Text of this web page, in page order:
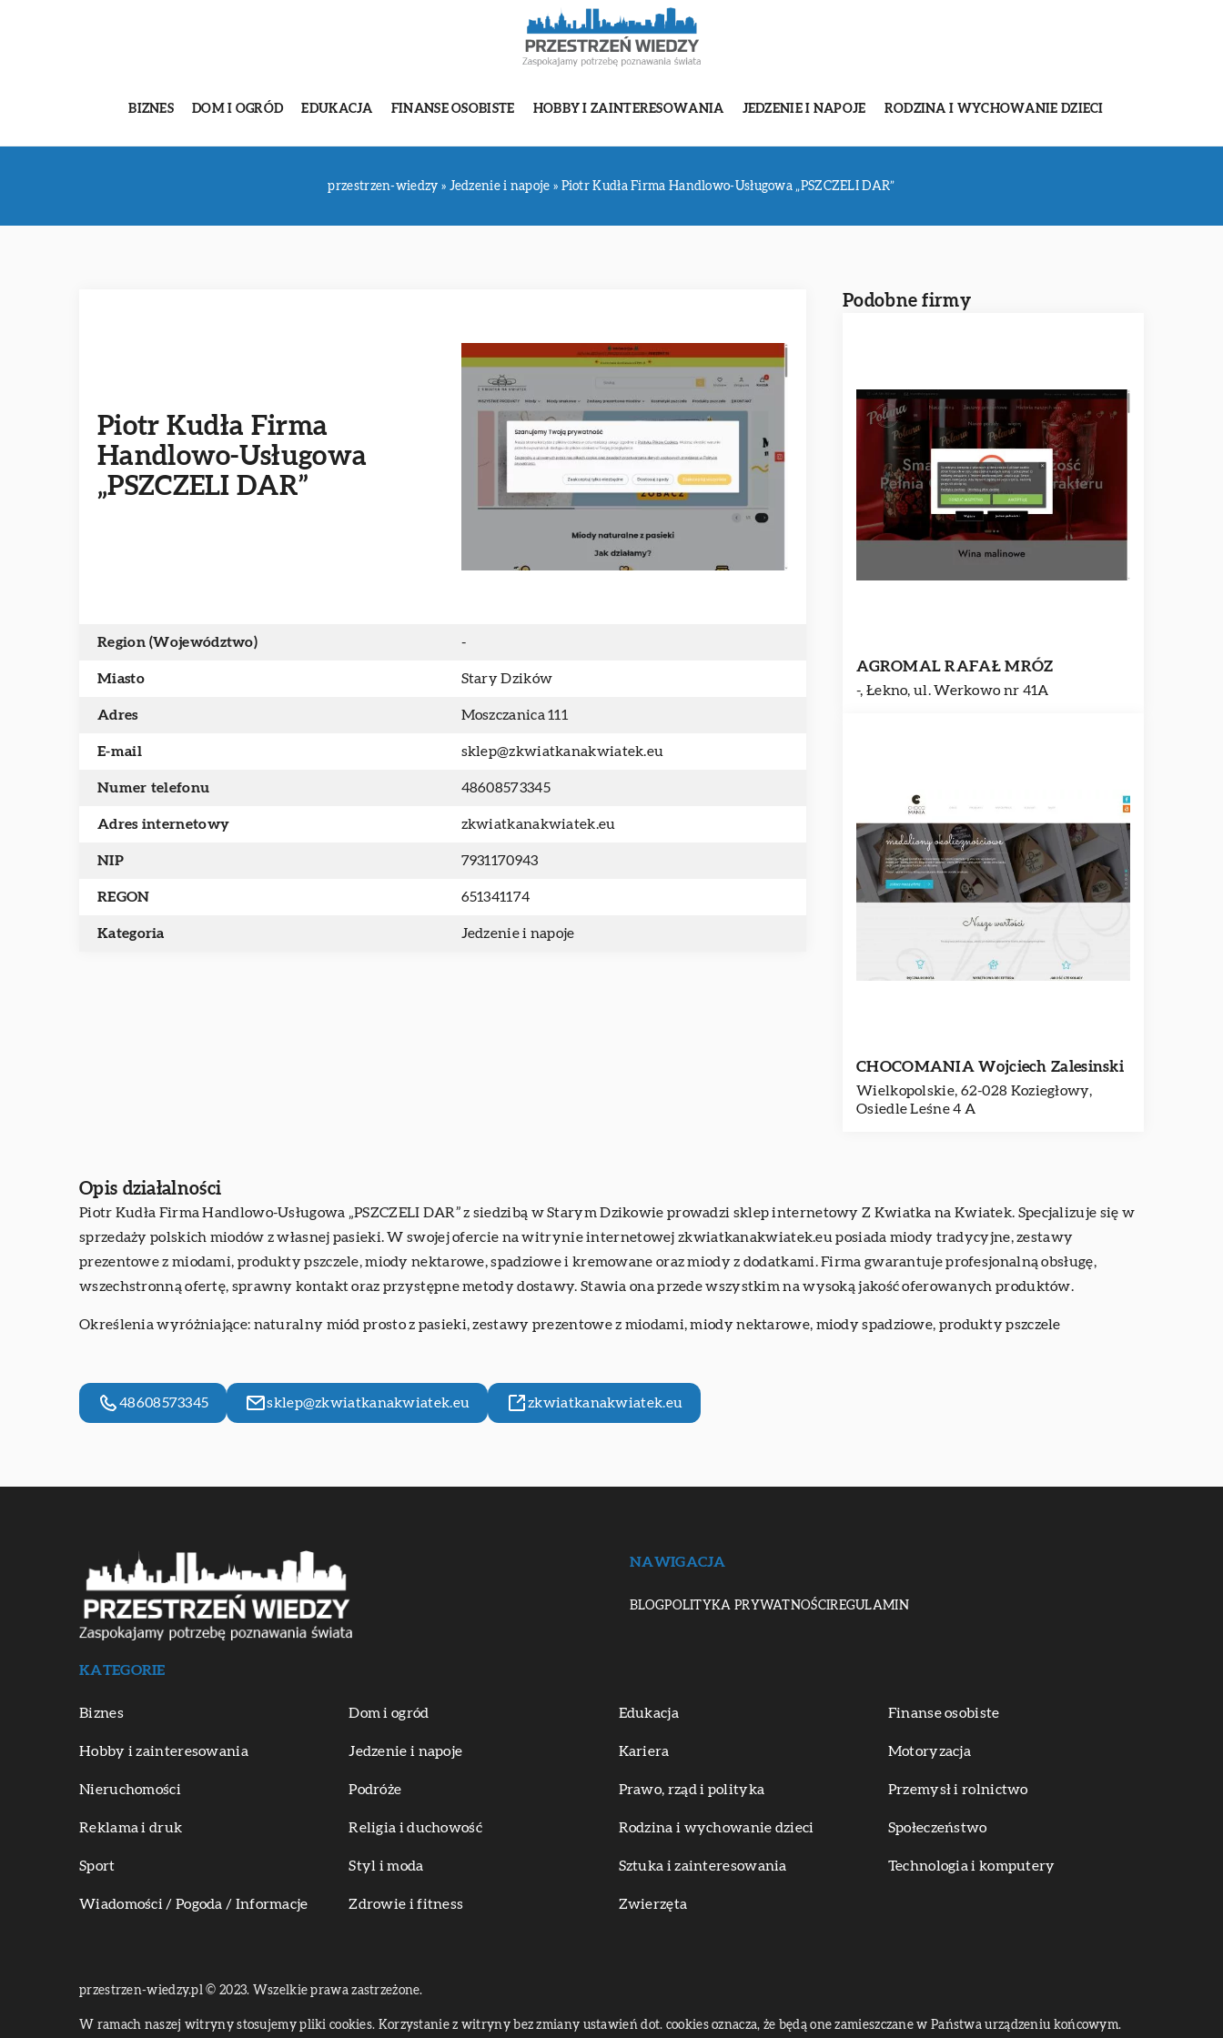
BIZNES DOM I OGRÓD EDUKACJA FINANSE OSOBISTE HOBBY I ZAINTERESOWANIA JEDZENIE I NAPOJE RODZINA I WYCHOWANIE DZIECI
przestrzen-wiedzy » Jedzenie i napoje » Piotr Kudła Firma Handlowo-Usługowa „PSZCZELI DAR”
Piotr Kudła Firma
Handlowo-Usługowa
„PSZCZELI DAR”
Region (Województwo) -
Miasto Stary Dzików
Adres Moszczanica 111
E-mail sklep@zkwiatkanakwiatek.eu
Numer telefonu 48608573345
Adres internetowy zkwiatkanakwiatek.eu
NIP 7931170943
REGON 651341174
Kategoria Jedzenie i napoje
Podobne firmy
AGROMAL RAFAŁ MRÓZ
-, Łekno, ul. Werkowo nr 41A
CHOCOMANIA Wojciech Zalesinski
Wielkopolskie, 62-028 Koziegłowy,
Osiedle Leśne 4 A
Opis działalności
Piotr Kudła Firma Handlowo-Usługowa „PSZCZELI DAR” z siedzibą w Starym Dzikowie prowadzi sklep internetowy Z Kwiatka na Kwiatek. Specjalizuje się w
sprzedaży polskich miodów z własnej pasieki. W swojej ofercie na witrynie internetowej zkwiatkanakwiatek.eu posiada miody tradycyjne, zestawy
prezentowe z miodami, produkty pszczele, miody nektarowe, spadziowe i kremowane oraz miody z dodatkami. Firma gwarantuje profesjonalną obsługę,
wszechstronną ofertę, sprawny kontakt oraz przystępne metody dostawy. Stawia ona przede wszystkim na wysoką jakość oferowanych produktów.
Określenia wyróżniające: naturalny miód prosto z pasieki, zestawy prezentowe z miodami, miody nektarowe, miody spadziowe, produkty pszczele
48608573345 sklep@zkwiatkanakwiatek.eu zkwiatkanakwiatek.eu
NAWIGACJA
BLOGPOLITYKA PRYWATNOŚCIREGULAMIN
KATEGORIE
Biznes Dom i ogród Edukacja Finanse osobiste
Hobby i zainteresowania Jedzenie i napoje Kariera Motoryzacja
Nieruchomości Podróże Prawo, rząd i polityka Przemysł i rolnictwo
Reklama i druk Religia i duchowość Rodzina i wychowanie dzieci Społeczeństwo
Sport Styl i moda Sztuka i zainteresowania Technologia i komputery
Wiadomości / Pogoda / Informacje Zdrowie i fitness Zwierzęta
przestrzen-wiedzy.pl © 2023. Wszelkie prawa zastrzeżone.
W ramach naszej witryny stosujemy pliki cookies. Korzystanie z witryny bez zmiany ustawień dot. cookies oznacza, że będą one zamieszczane w Państwa urządzeniu końcowym.